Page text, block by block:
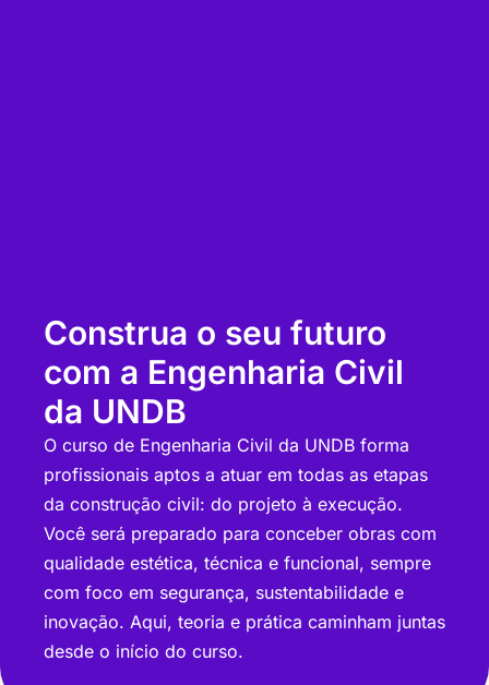
Construa o seu futuro
com a Engenharia Civil
da UNDB
O curso de Engenharia Civil da UNDB forma
profissionais aptos a atuar em todas as etapas
da construção civil: do projeto à execução.
Você será preparado para conceber obras com
qualidade estética, técnica e funcional, sempre
com foco em segurança, sustentabilidade e
inovação. Aqui, teoria e prática caminham juntas
desde o início do curso.